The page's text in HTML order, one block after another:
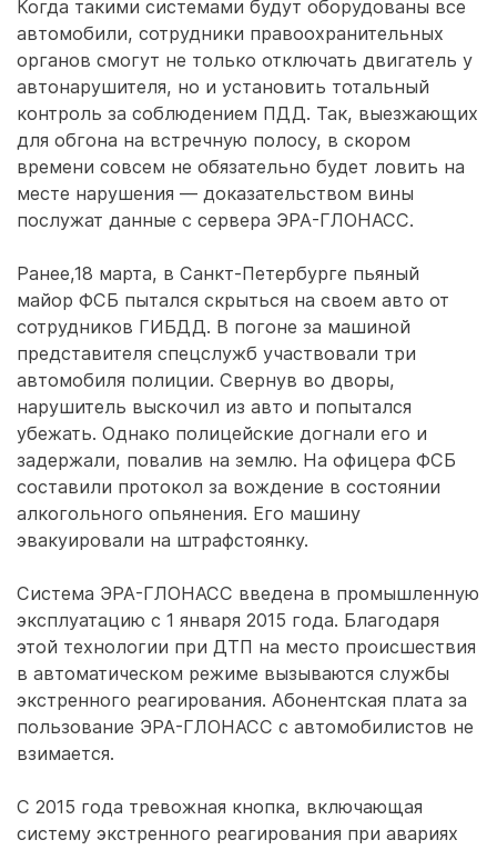
Когда такими системами будут оборудованы все
автомобили, сотрудники правоохранительных
органов смогут не только отключать двигатель у
автонарушителя, но и установить тотальный
контроль за соблюдением ПДД. Так, выезжающих
для обгона на встречную полосу, в скором
времени совсем не обязательно будет ловить на
месте нарушения — доказательством вины
послужат данные с сервера ЭРА-ГЛОНАСС.
Ранее,18 марта, в Санкт-Петербурге пьяный
майор ФСБ пытался скрыться на своем авто от
сотрудников ГИБДД. В погоне за машиной
представителя спецслужб участвовали три
автомобиля полиции. Свернув во дворы,
нарушитель выскочил из авто и попытался
убежать. Однако полицейские догнали его и
задержали, повалив на землю. На офицера ФСБ
составили протокол за вождение в состоянии
алкогольного опьянения. Его машину
эвакуировали на штрафстоянку.
Система ЭРА-ГЛОНАСС введена в промышленную
эксплуатацию с 1 января 2015 года. Благодаря
этой технологии при ДТП на место происшествия
в автоматическом режиме вызываются службы
экстренного реагирования. Абонентская плата за
пользование ЭРА-ГЛОНАСС с автомобилистов не
взимается.
С 2015 года тревожная кнопка, включающая
систему экстренного реагирования при авариях